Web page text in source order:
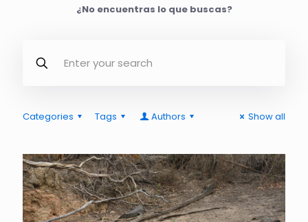
¿No encuentras lo que buscas?
Categories Tags Authors Show all